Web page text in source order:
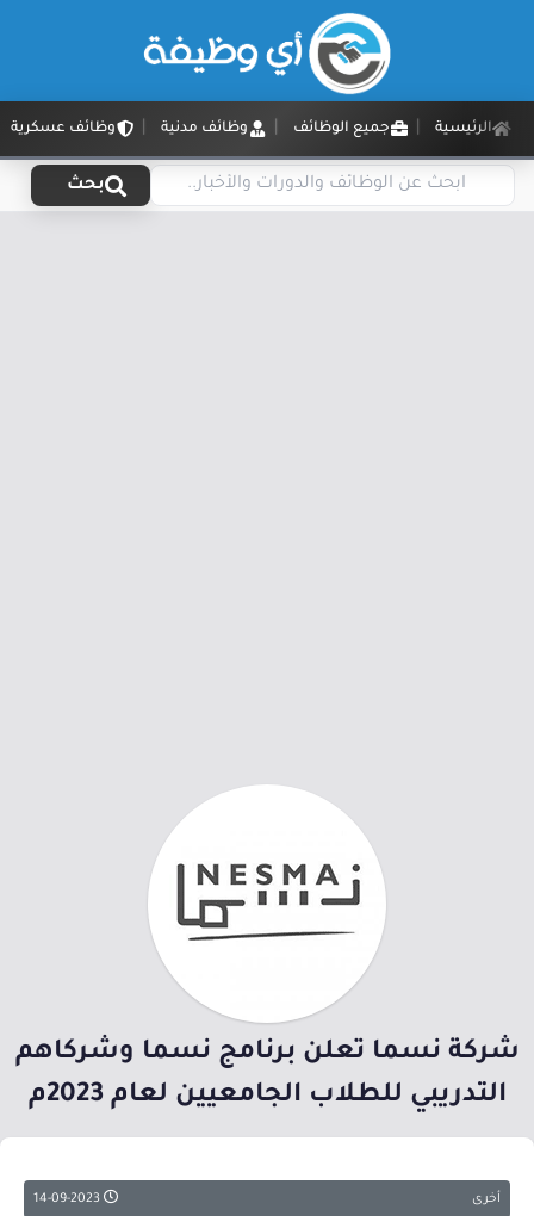
الرئيسية جميع الوظائف وظائف مدنية وظائف عسكرية
بحث
شركة نسما تعلن برنامج نسما وشركاهم
التدريبي للطلاب الجامعيين لعام 2023م
أخرى